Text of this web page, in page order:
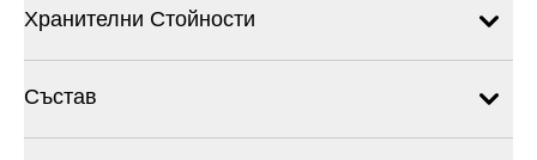
Хранителни Стойности
Състав